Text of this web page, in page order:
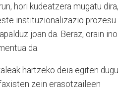
hori kudeatzera mugatu dira,
instituzionalizazio prozesu
joan da. Beraz, orain
da.
hartzeko deia egiten
zein erasotzaileen